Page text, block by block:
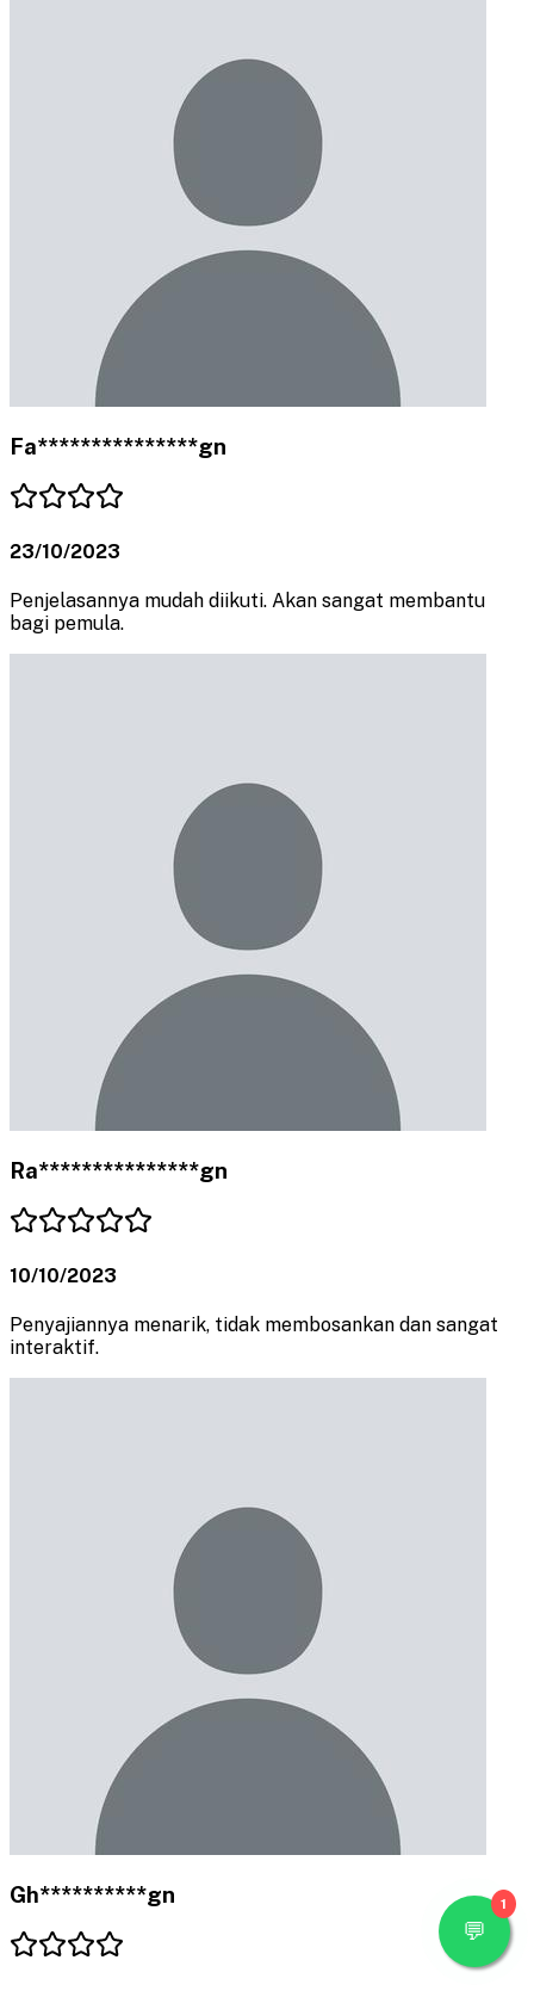
Fa***************gn
23/10/2023
Penjelasannya mudah diikuti. Akan sangat membantu
bagi pemula.
Ra***************gn
10/10/2023
Penyajiannya menarik, tidak membosankan dan sangat
interaktif.
Gh**********gn 1